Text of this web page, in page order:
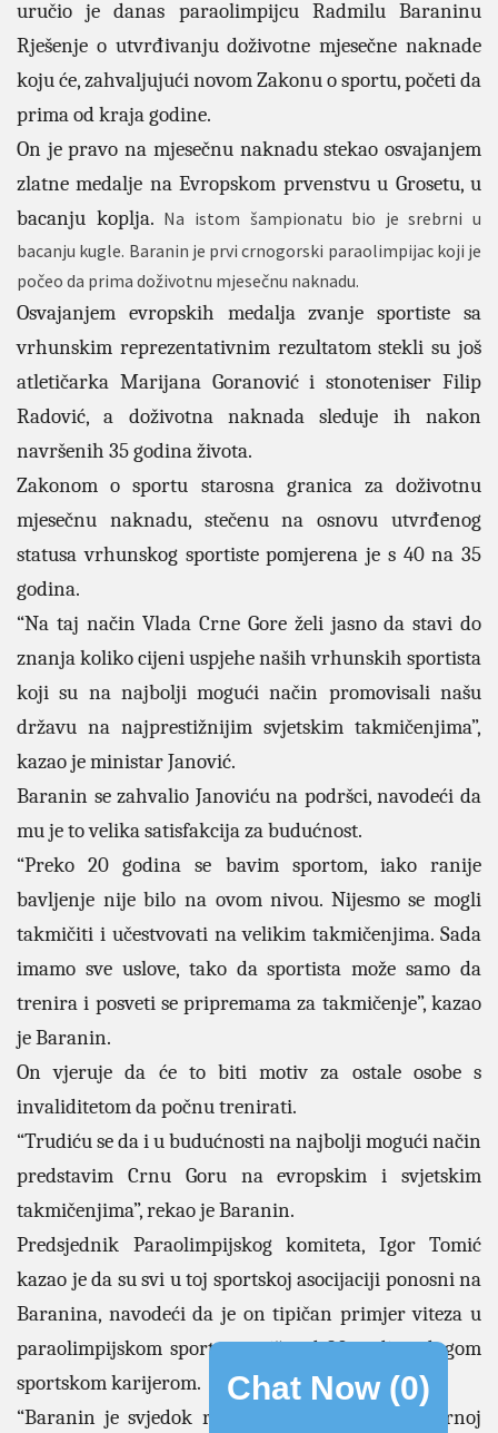
uručio je danas paraolimpijcu Radmilu Baraninu
Rješenje o utvrđivanju doživotne mjesečne naknade
koju će, zahvaljujući novom Zakonu o sportu, početi da
prima od kraja godine.
On je pravo na mjesečnu naknadu stekao osvajanjem
zlatne medalje na Evropskom prvenstvu u Grosetu, u
bacanju koplja. Na istom šampionatu bio je srebrni u
bacanju kugle. Baranin je prvi crnogorski paraolimpijac koji je
počeo da prima doživotnu mjesečnu naknadu.
Osvajanjem evropskih medalja zvanje sportiste sa
vrhunskim reprezentativnim rezultatom stekli su još
atletičarka Marijana Goranović i stonoteniser Filip
Radović, a doživotna naknada sleduje ih nakon
navršenih 35 godina života.
Zakonom o sportu starosna granica za doživotnu
mjesečnu naknadu, stečenu na osnovu utvrđenog
statusa vrhunskog sportiste pomjerena je s 40 na 35
godina.
“Na taj način Vlada Crne Gore želi jasno da stavi do
znanja koliko cijeni uspjehe naših vrhunskih sportista
koji su na najbolji mogući način promovisali našu
državu na najprestižnijim svjetskim takmičenjima”,
kazao je ministar Janović.
Baranin se zahvalio Janoviću na podršci, navodeći da
mu je to velika satisfakcija za budućnost.
“Preko 20 godina se bavim sportom, iako ranije
bavljenje nije bilo na ovom nivou. Nijesmo se mogli
takmičiti i učestvovati na velikim takmičenjima. Sada
imamo sve uslove, tako da sportista može samo da
trenira i posveti se pripremama za takmičenje”, kazao
je Baranin.
On vjeruje da će to biti motiv za ostale osobe s
invaliditetom da počnu trenirati.
“Trudiću se da i u budućnosti na najbolji mogući način
predstavim Crnu Goru na evropskim i svjetskim
takmičenjima”, rekao je Baranin.
Predsjednik Paraolimpijskog komiteta, Igor Tomić
kazao je da su svi u toj sportskoj asocijaciji ponosni na
Baranina, navodeći da je on tipičan primjer viteza u
paraolimpijskom sportu sa više od 20 godina dugom
sportskom karijerom.
“Baranin je svjedok razvoja paraolimpizma u Crnoj
Chat Now (0)